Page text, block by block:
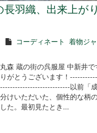
羽織、出来上が
コーディネート 着物ジ
蔵の街の呉服屋 中新井で
がとうございます！
以前「
けいただいた、個性的な柄
た。最初見たとき...